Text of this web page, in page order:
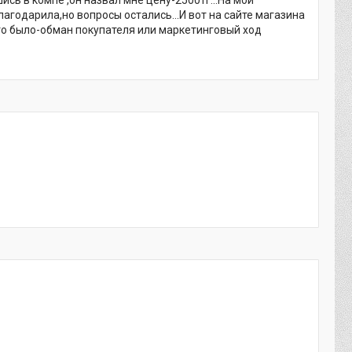
вопросы остались...И вот на сайте магазина
было-обман покупателя или маркетинговый ход